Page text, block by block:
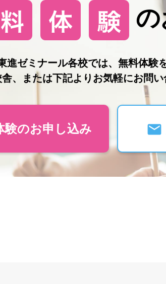
進ゼミナール各校では、無料体験
、または下記よりお気軽にお問
のお申し込み